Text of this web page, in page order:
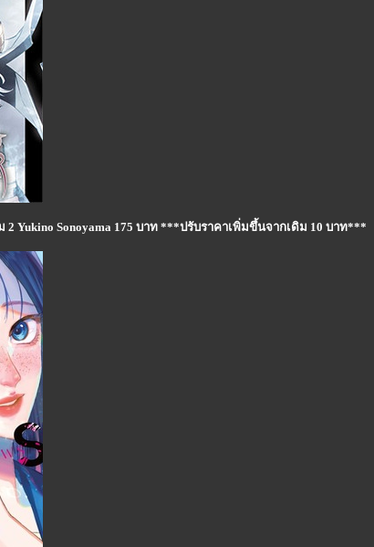
Yukino Sonoyama 175 บาท ***ปรับราคาเพิ่มขึ้นจากเดิม 10 บาท***